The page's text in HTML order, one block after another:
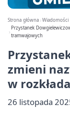
Strona główna Wiadomości
Przystanek
tramwajowych
zmieni
w
26 listopada